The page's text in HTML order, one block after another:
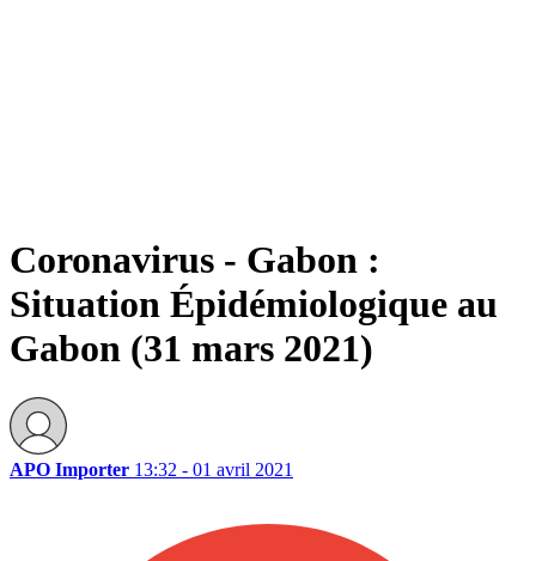
Coronavirus - Gabon :
Situation Épidémiologique au
Gabon (31 mars 2021)
APO Importer 13:32 - 01 avril 2021